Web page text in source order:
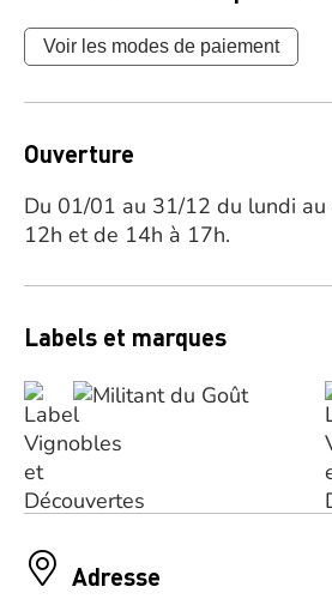
Voir les modes de paiement
Ouverture
Du 01/01 au 31/12 du lundi
12h et de 14h à 17h.
Labels et marques
Adresse